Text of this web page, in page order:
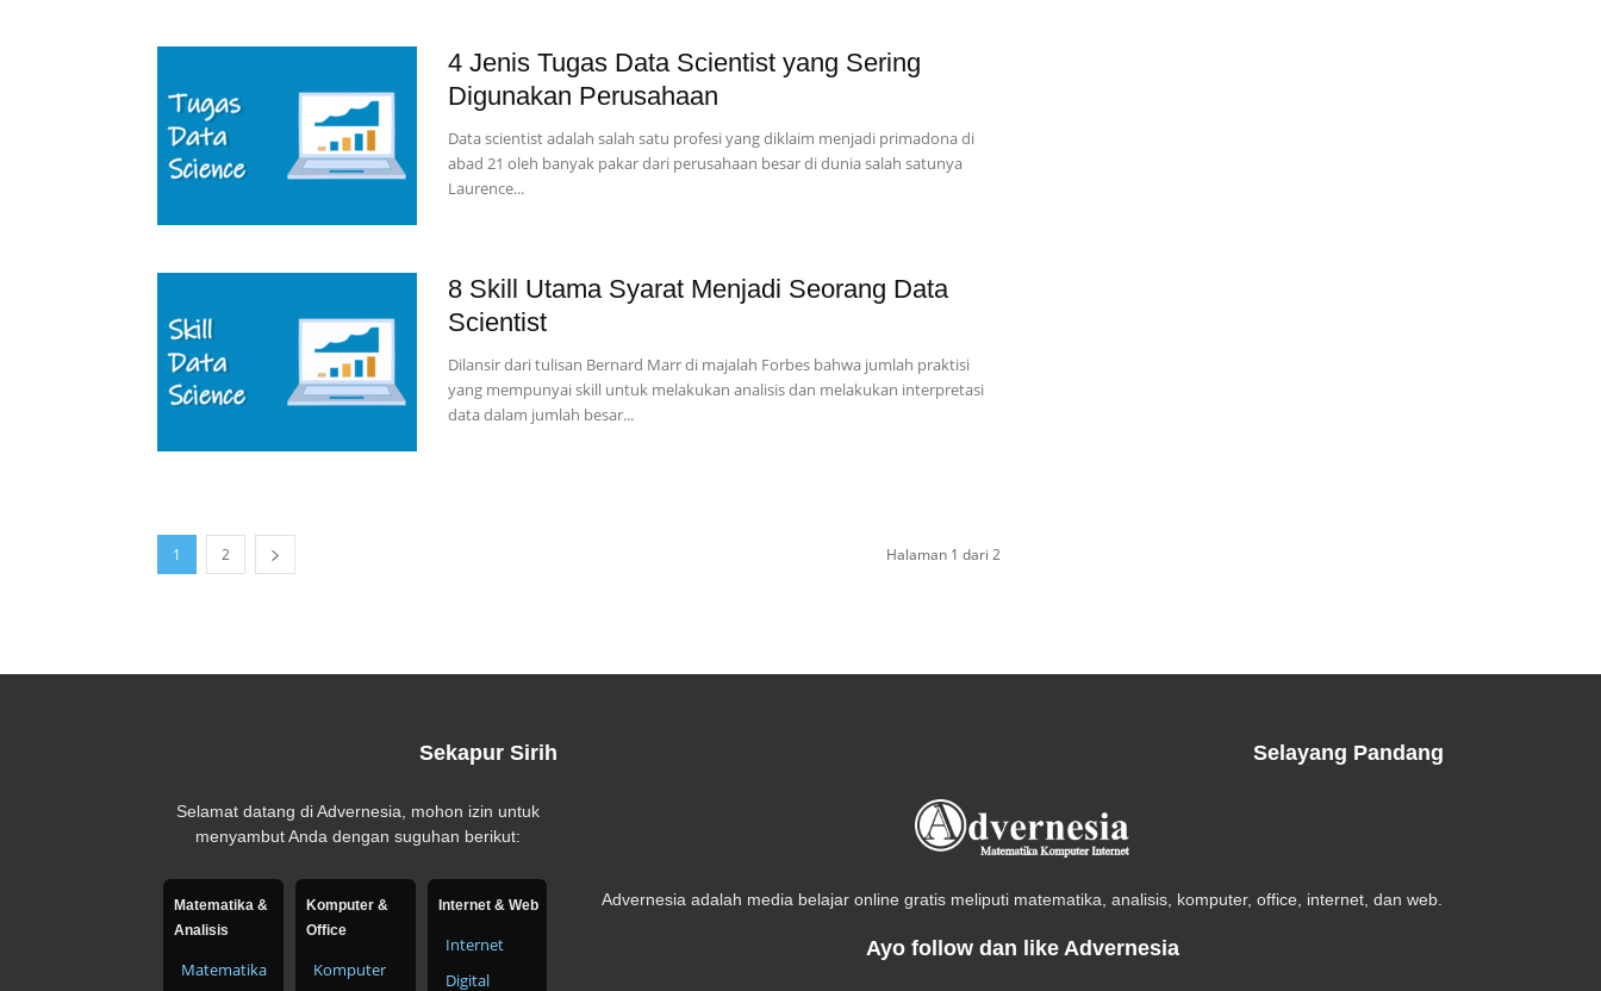
4 Jenis Tugas Data Scientist yang Sering
Digunakan Perusahaan
Data scientist adalah salah satu profesi yang diklaim menjadi primadona di
abad 21 oleh banyak pakar dari perusahaan besar di dunia salah satunya
Laurence...
8 Skill Utama Syarat Menjadi Seorang Data
Scientist
Dilansir dari tulisan Bernard Marr di majalah Forbes bahwa jumlah praktisi
yang mempunyai skill untuk melakukan analisis dan melakukan interpretasi
data dalam jumlah besar...
1 2 Halaman 1 dari 2
Sekapur Sirih
Selamat datang di Advernesia, mohon izin untuk
menyambut Anda dengan suguhan berikut:
Matematika &
Analisis
Matematika
Komputer &
Office
Komputer
Internet & Web
Internet
Digital
Selayang Pandang
Advernesia adalah media belajar online gratis meliputi matematika, analisis, komputer, office, internet, dan web.
Ayo follow dan like Advernesia